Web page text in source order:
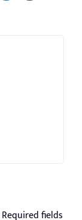
Required fields